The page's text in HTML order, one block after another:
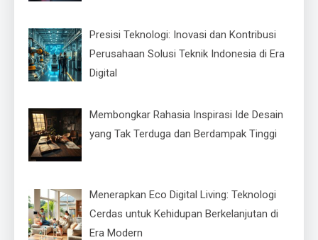
Presisi Teknologi: Inovasi dan Kontribusi
Perusahaan Solusi Teknik Indonesia di Era
Digital
Membongkar Rahasia Inspirasi Ide Desain
yang Tak Terduga dan Berdampak Tinggi
Menerapkan Eco Digital Living: Teknologi
Cerdas untuk Kehidupan Berkelanjutan di
Era Modern